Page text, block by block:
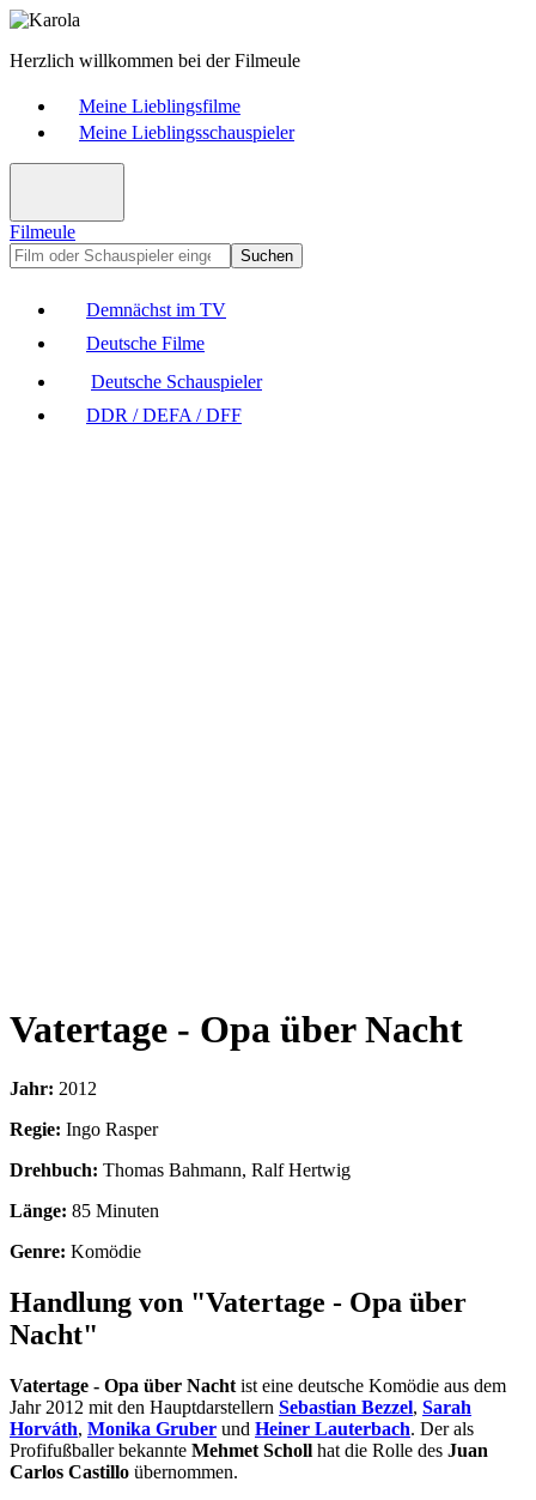
Herzlich willkommen bei der Filmeule
Meine Lieblingsfilme
Meine Lieblingsschauspieler
Filmeule
Suchen
Demnächst im TV
Deutsche Filme
Deutsche Schauspieler
DDR / DEFA / DFF
Vatertage - Opa über Nacht
Jahr: 2012
Regie: Ingo Rasper
Drehbuch: Thomas Bahmann, Ralf Hertwig
Länge: 85 Minuten
Genre: Komödie
Handlung von "Vatertage - Opa über
Nacht"
Vatertage - Opa über Nacht ist eine deutsche Komödie aus dem
Jahr 2012 mit den Hauptdarstellern Sebastian Bezzel, Sarah
Horváth, Monika Gruber und Heiner Lauterbach. Der als
Profifußballer bekannte Mehmet Scholl hat die Rolle des Juan
Carlos Castillo übernommen.